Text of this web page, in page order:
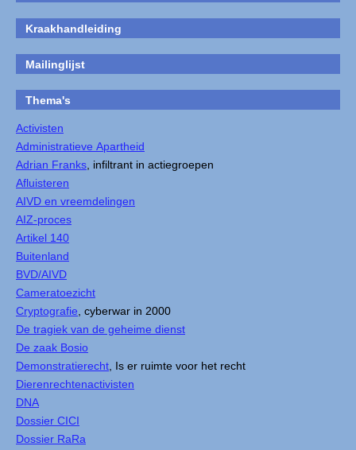
Kraakhandleiding
Mailinglijst
Thema's
Activisten
Administratieve Apartheid
Adrian Franks , infiltrant in actiegroepen
Afluisteren
AIVD en vreemdelingen
AIZ-proces
Artikel 140
Buitenland
BVD/AIVD
Cameratoezicht
Cryptografie , cyberwar in 2000
De tragiek van de geheime dienst
De zaak Bosio
Demonstratierecht , Is er ruimte voor het recht
Dierenrechtenactivisten
DNA
Dossier CICI
Dossier RaRa